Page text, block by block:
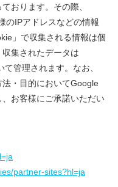
おります。その際、
のIPアドレスなどの情報
」で収集される情報は個
収集されたデータは
管理されます。 なお、
・目的においてGoogle
お客様にご承諾いただい
partner-sites?hl=ja